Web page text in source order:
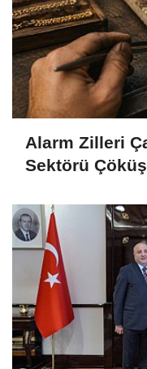
Alarm Zilleri
Sektörü